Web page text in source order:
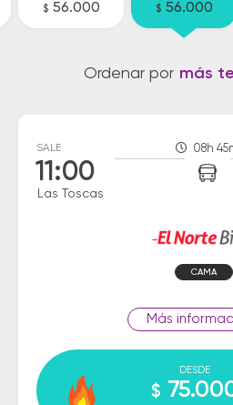
$ 56.000 $ 56.000
Ordenar por más
SALE
11:00
Las Toscas
08h
CAMA
DESDE
$